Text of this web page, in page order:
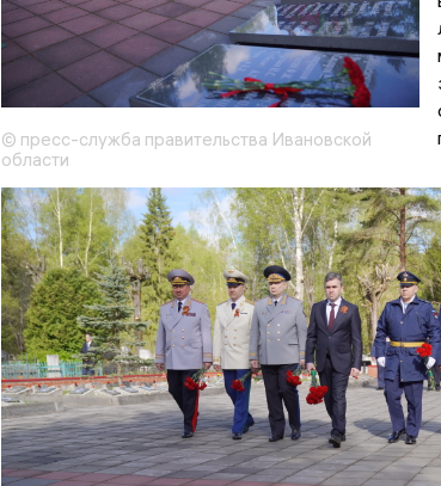
© пресс-служба правительства Ивановской
области